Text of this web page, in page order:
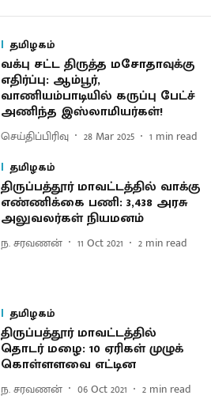
தமிழகம்
வக்பு சட்ட திருத்த மசோதாவுக்கு
எதிர்ப்பு: ஆம்பூர்,
வாணியம்பாடியில் கருப்பு பேட்ச்
அணிந்த இஸ்லாமியர்கள்!
செய்திப்பிரிவு 28 Mar 2025 1 min read
தமிழகம்
திருப்பத்தூர் மாவட்டத்தில் வாக்கு
எண்ணிக்கை பணி: 3,438 அரசு
அலுவலர்கள் நியமனம்
ந. சரவணன் 11 Oct 2021 2 min read
தமிழகம்
திருப்பத்தூர் மாவட்டத்தில்
தொடர் மழை: 10 ஏரிகள் முழுக்
கொள்ளளவை எட்டின
ந. சரவணன் 06 Oct 2021 2 min read